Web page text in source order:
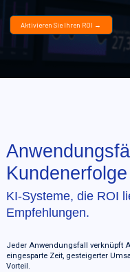
Aktivieren Sie Ihren ROI →
Kundenerfolge
KI-Systeme, die ROI
Empfehlungen.
Jeder Anwendungsfall verknüpft
eingesparte Zeit, gesteigerter
Vorteil.